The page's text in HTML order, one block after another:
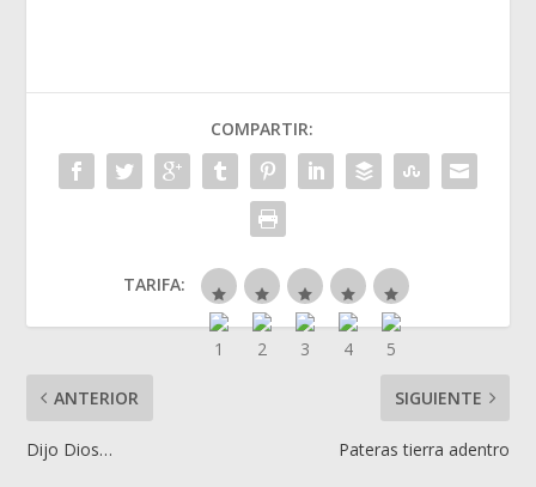
COMPARTIR:
TARIFA:
ANTERIOR
Dijo Dios…
SIGUIENTE
Pateras tierra adentro